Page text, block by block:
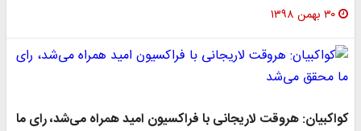
۳۰ بهمن ۱۳۹۸
کواکبیان: هروقت لاریجانی با فراکسیون امید همراه می‌شد، رای ما